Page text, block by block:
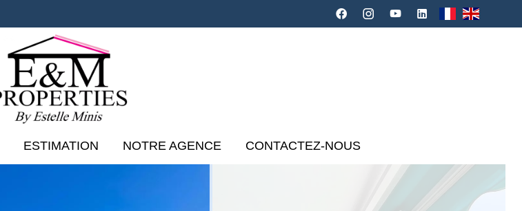
ESTIMATION NOTRE AGENCE CONTACTEZ-NOUS